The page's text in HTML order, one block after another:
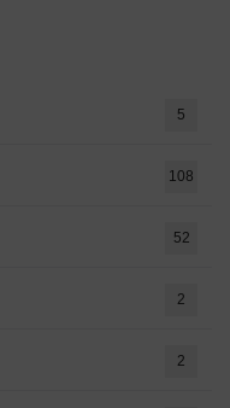
5
108
52
2
2